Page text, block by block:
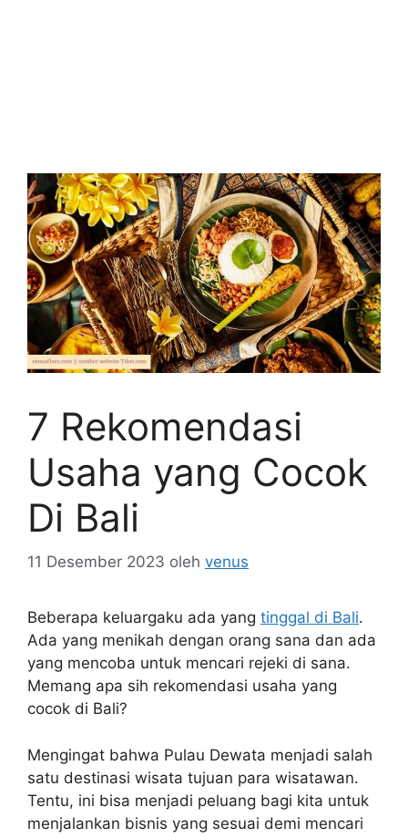
7 Rekomendasi
Usaha yang Cocok
Di Bali
11 Desember 2023 oleh venus
Beberapa keluargaku ada yang tinggal di Bali.
Ada yang menikah dengan orang sana dan ada
yang mencoba untuk mencari rejeki di sana.
Memang apa sih rekomendasi usaha yang
cocok di Bali?
Mengingat bahwa Pulau Dewata menjadi salah
satu destinasi wisata tujuan para wisatawan.
Tentu, ini bisa menjadi peluang bagi kita untuk
menjalankan bisnis yang sesuai demi mencari